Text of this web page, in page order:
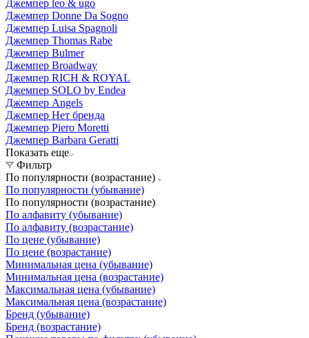
Джемпер leo & ugo
Джемпер Donne Da Sogno
Джемпер Luisa Spagnoli
Джемпер Thomas Rabe
Джемпер Bulmer
Джемпер Broadway
Джемпер RICH & ROYAL
Джемпер SOLO by Endea
Джемпер Angels
Джемпер Нет бренда
Джемпер Piero Moretti
Джемпер Barbara Geratti
Показать еще
Фильтр
По популярности (возрастание)
По популярности (убывание)
По популярности (возрастание)
По алфавиту (убывание)
По алфавиту (возрастание)
По цене (убывание)
По цене (возрастание)
Минимальная цена (убывание)
Минимальная цена (возрастание)
Максимальная цена (убывание)
Максимальная цена (возрастание)
Бренд (убывание)
Бренд (возрастание)